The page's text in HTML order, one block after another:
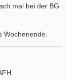
mal bei der BG
Wochenende.